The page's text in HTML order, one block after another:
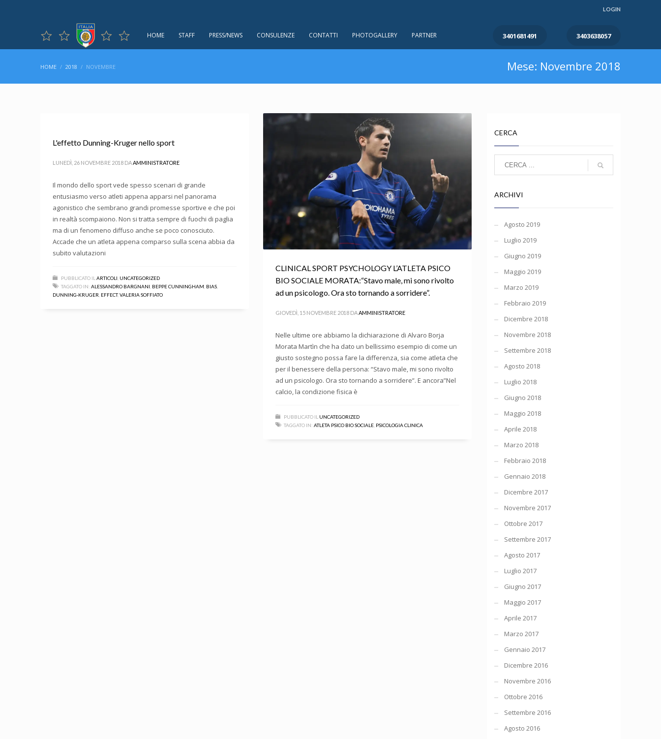
LOGIN
HOME STAFF PRESS/NEWS CONSULENZE CONTATTI PHOTOGALLERY PARTNER 3401681491 3403638057
HOME 2018 NOVEMBRE Mese: Novembre 2018
L'effetto Dunning-Kruger nello sport
LUNEDÌ, 26 NOVEMBRE 2018 DAAMMINISTRATORE
Il mondo dello sport vede spesso scenari di grande
entusiasmo verso atleti appena apparsi nel panorama
agonistico che sembrano grandi promesse sportive e che poi
in realtà scompaiono. Non si tratta sempre di fuochi di paglia
ma di un fenomeno diffuso anche se poco conosciuto.
Accade che un atleta appena comparso sulla scena abbia da
subito valutazioni
PUBBLICATO IL ARTICOLI UNCATEGORIZED
TAGGATO IN: ALESSANDRO BARGNANI BEPPE CUNNINGHAM BIAS
DUNNING-KRUGER EFFECT,VALERIA SOFFIATO
CLINICAL SPORT PSYCHOLOGY L’ATLETA PSICO
BIO SOCIALE MORATA:“Stavo male, mi sono rivolto
ad un psicologo. Ora sto tornando a sorridere”.
GIOVEDÌ, 15 NOVEMBRE 2018 DAAMMINISTRATORE
Nelle ultime ore abbiamo la dichiarazione di Alvaro Borja
Morata Martìn che ha dato un bellissimo esempio di come un
giusto sostegno possa fare la differenza, sia come atleta che
per il benessere della persona: “Stavo male, mi sono rivolto
ad un psicologo. Ora sto tornando a sorridere”. E ancora”Nel
calcio, la condizione fisica è
PUBBLICATO IL UNCATEGORIZED
TAGGATO IN: ATLETA PSICO BIO SOCIALE PSICOLOGIA CLINICA
CERCA
ARCHIVI
Agosto 2019
Luglio 2019
Giugno 2019
Maggio 2019
Marzo 2019
Febbraio 2019
Dicembre 2018
Novembre 2018
Settembre 2018
Agosto 2018
Luglio 2018
Giugno 2018
Maggio 2018
Aprile 2018
Marzo 2018
Febbraio 2018
Gennaio 2018
Dicembre 2017
Novembre 2017
Ottobre 2017
Settembre 2017
Agosto 2017
Luglio 2017
Giugno 2017
Maggio 2017
Aprile 2017
Marzo 2017
Gennaio 2017
Dicembre 2016
Novembre 2016
Ottobre 2016
Settembre 2016
Agosto 2016